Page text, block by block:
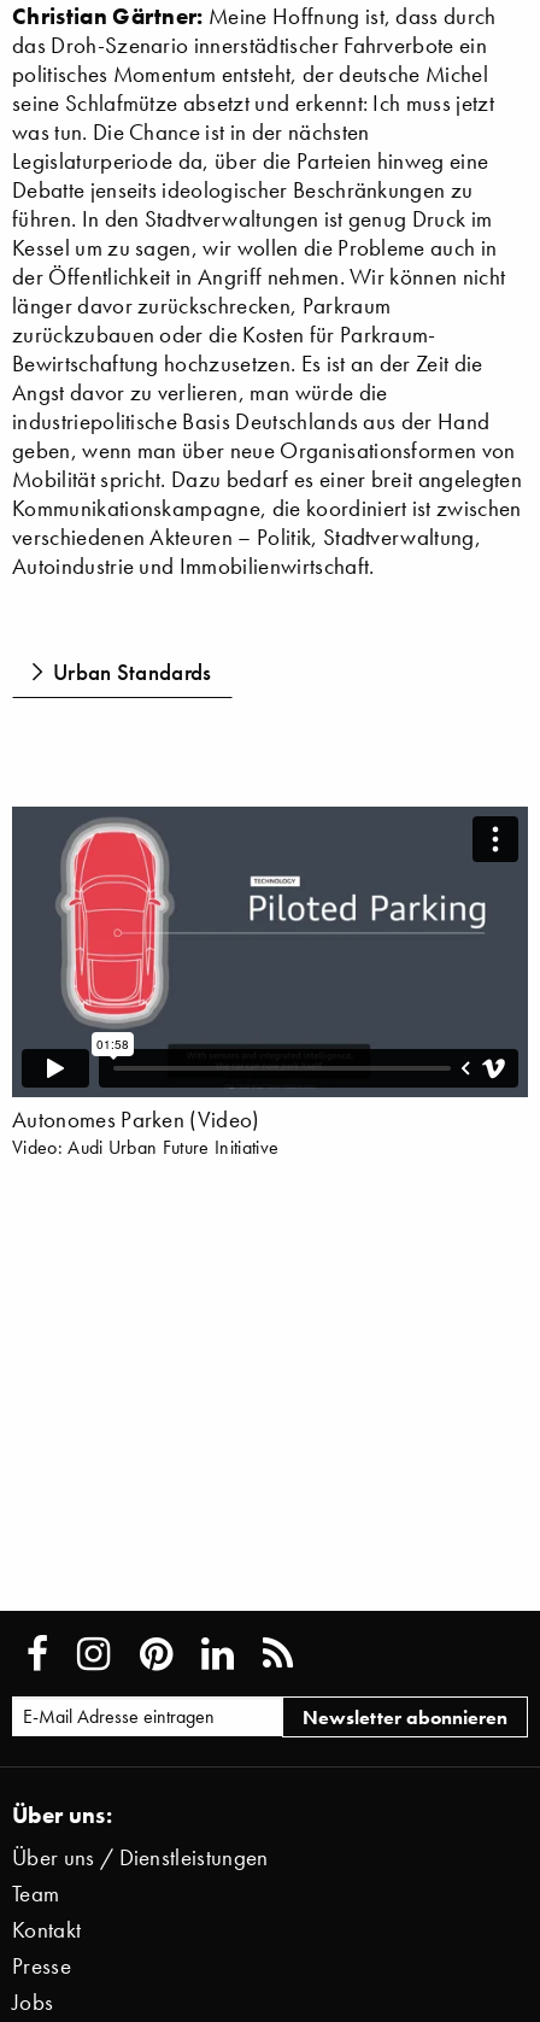
Christian Gärtner: Meine Hoffnung ist, dass durch
das Droh-Szenario innerstädtischer Fahrverbote ein
politisches Momentum entsteht, der deutsche Michel
seine Schlafmütze absetzt und erkennt: Ich muss jetzt
was tun. Die Chance ist in der nächsten
Legislaturperiode da, über die Parteien hinweg eine
Debatte jenseits ideologischer Beschränkungen zu
führen. In den Stadtverwaltungen ist genug Druck im
Kessel um zu sagen, wir wollen die Probleme auch in
der Öffentlichkeit in Angriff nehmen. Wir können nicht
länger davor zurückschrecken, Parkraum
zurückzubauen oder die Kosten für Parkraum-
Bewirtschaftung hochzusetzen. Es ist an der Zeit die
Angst davor zu verlieren, man würde die
industriepolitische Basis Deutschlands aus der Hand
geben, wenn man über neue Organisationsformen von
Mobilität spricht. Dazu bedarf es einer breit angelegten
Kommunikationskampagne, die koordiniert ist zwischen
verschiedenen Akteuren – Politik, Stadtverwaltung,
Autoindustrie und Immobilienwirtschaft.
Urban Standards
Autonomes Parken (Video)
Video: Audi Urban Future Initiative
Über uns:
Über uns / Dienstleistungen
Team
Kontakt
Presse
Jobs